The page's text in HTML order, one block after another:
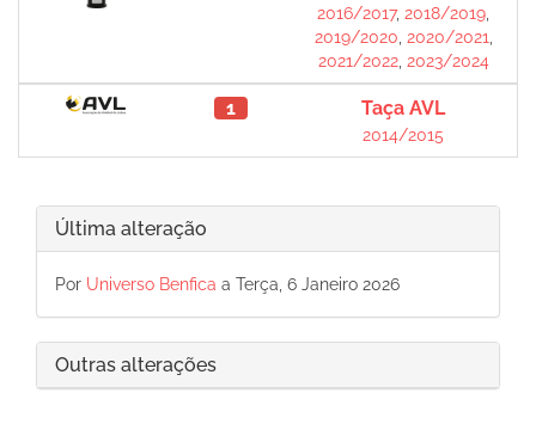
2016/2017, 2018/2019
2019/2020 2020/2021
2021/2022, 2023/2024
1 Taça AVL
2014/2015
Última alteração
Por Universo Benfica a Terça, 6 Janeiro 2026
Outras alterações